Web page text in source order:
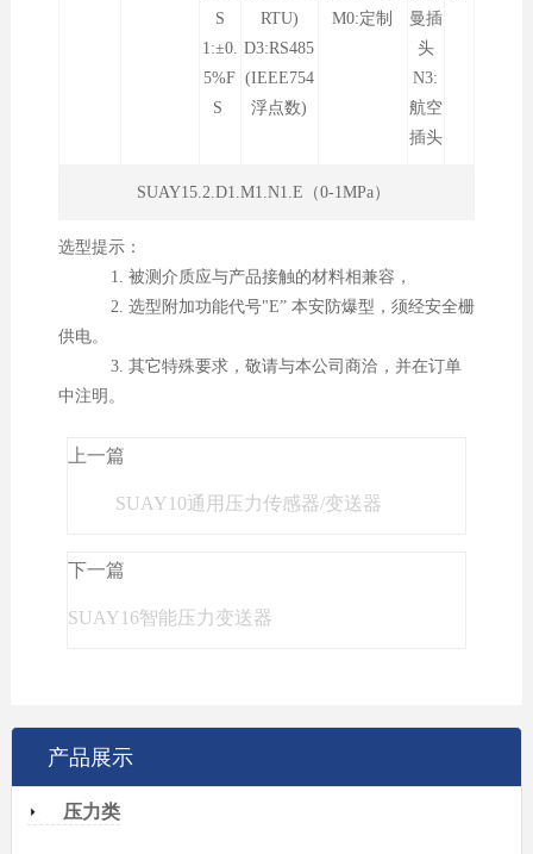
S
1:±0.
5%F
S
RTU)
D3:RS485
(IEEE754
浮点数)
M0:定制
曼插
头
N3:
航空
插头
SUAY15.2.D1.M1.N1.E（0-1MPa）
选型提示：
1. 被测介质应与产品接触的材料相兼容，
2. 选型附加功能代号"E” 本安防爆型，须经安全栅
供电。
3. 其它特殊要求，敬请与本公司商洽，并在订单
中注明。
上一篇
SUAY10通用压力传感器/变送器
下一篇
SUAY16智能压力变送器
产品展示
压力类